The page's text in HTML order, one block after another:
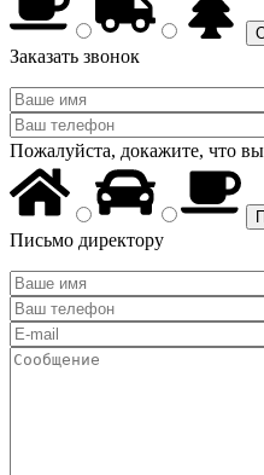
Заказать звонок
Пожалуйста, докажите, что
Письмо директору